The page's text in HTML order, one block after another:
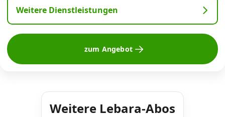
Weitere Dienstleistungen
zum Angebot
Weitere Lebara-Abos